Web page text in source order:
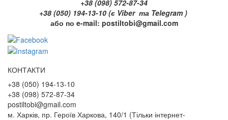
+38 (098) 572-87-34
+38 (050) 194-13-10 (є Viber та Telegram )
або по e-mail: postiltobi@gmail.com​
КОНТАКТИ
+38 (050) 194-13-10
+38 (098) 572-87-34
postiltobi@gmail.com
м. Харків, пр. Героїв Харкова, 140/1 (Тільки інтернет-